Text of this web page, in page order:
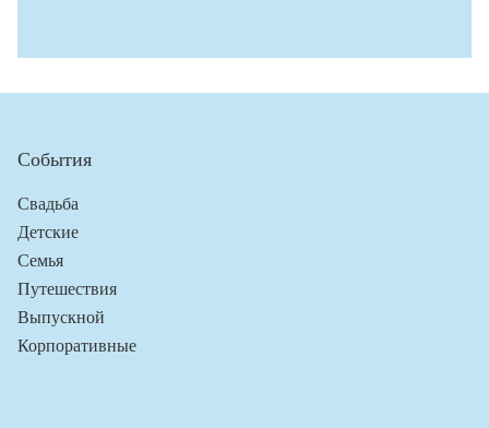
События
Свадьба
Детские
Семья
Путешествия
Выпускной
Корпоративные